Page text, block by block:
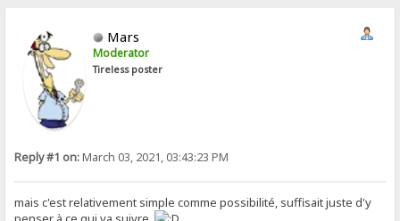
Mars
Moderator
Tireless poster
Reply #1 on:March 03, 2021, 03:43:23 PM
mais c'est relativement simple comme possibilité, suffisait juste d'y